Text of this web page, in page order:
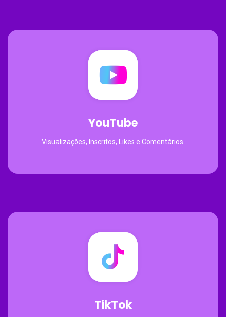
YouTube
Visualizações, Inscritos, Likes e Comentários.
TikTok